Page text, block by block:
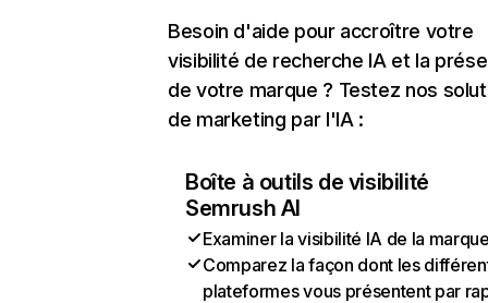
Besoin d'aide pour accroître votre
visibilité de recherche IA et la
de votre marque ? Testez nos
de marketing par l'IA :
Boîte à outils de visibilité
Semrush AI
Examiner la visibilité IA de la
Comparez la façon dont les
plateformes vous présentent par